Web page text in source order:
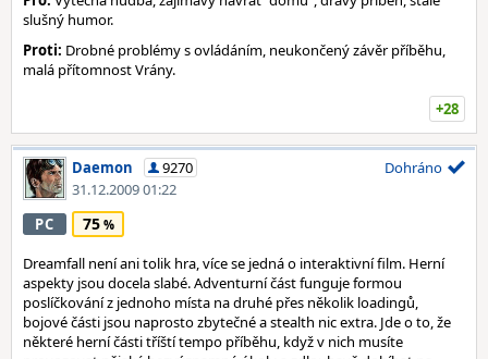
slušný humor.
Proti: Drobné problémy s ovládáním, neukončený závěr příběhu,
malá přítomnost Vrány.
+28
Daemon
9270
31.12.2009 01:22
Dohráno
PC 75
Dreamfall není ani tolik hra, více se jedná o interaktivní film. Herní
aspekty jsou docela slabé. Adventurní část funguje formou
poslíčkování z jednoho místa na druhé přes několik loadingů,
bojové části jsou naprosto zbytečné a stealth nic extra. Jde o to, že
některé herní části tříští tempo příběhu, když v nich musíte